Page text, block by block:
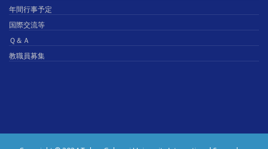
年間行事予定
国際交流等
Ｑ＆Ａ
教職員募集